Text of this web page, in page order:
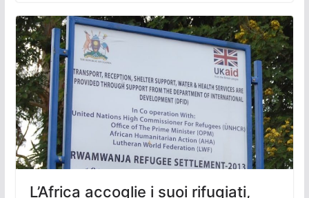
L’Africa accoglie i suoi rifugiati,